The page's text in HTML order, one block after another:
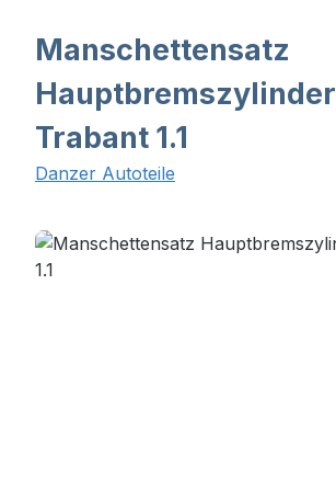
Manschettensatz
Hauptbremszylinder
Trabant 1.1
Danzer Autoteile
Bildergalerie überspringen